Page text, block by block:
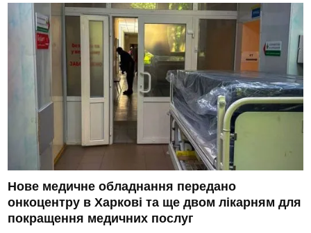
Нове медичне обладнання передано
онкоцентру в Харкові та ще двом лікарням для
покращення медичних послуг